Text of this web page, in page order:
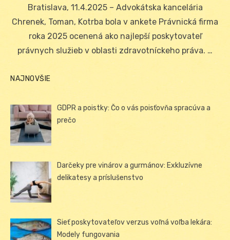
Bratislava, 11.4.2025 – Advokátska kancelária
Chrenek, Toman, Kotrba bola v ankete Právnická firma
roka 2025 ocenená ako najlepší poskytovateľ
právnych služieb v oblasti zdravotníckeho práva. …
NAJNOVŠIE
GDPR a poistky: Čo o vás poisťovňa spracúva a
prečo
Darčeky pre vinárov a gurmánov: Exkluzívne
delikatesy a príslušenstvo
Sieť poskytovateľov verzus voľná voľba lekára:
Modely fungovania